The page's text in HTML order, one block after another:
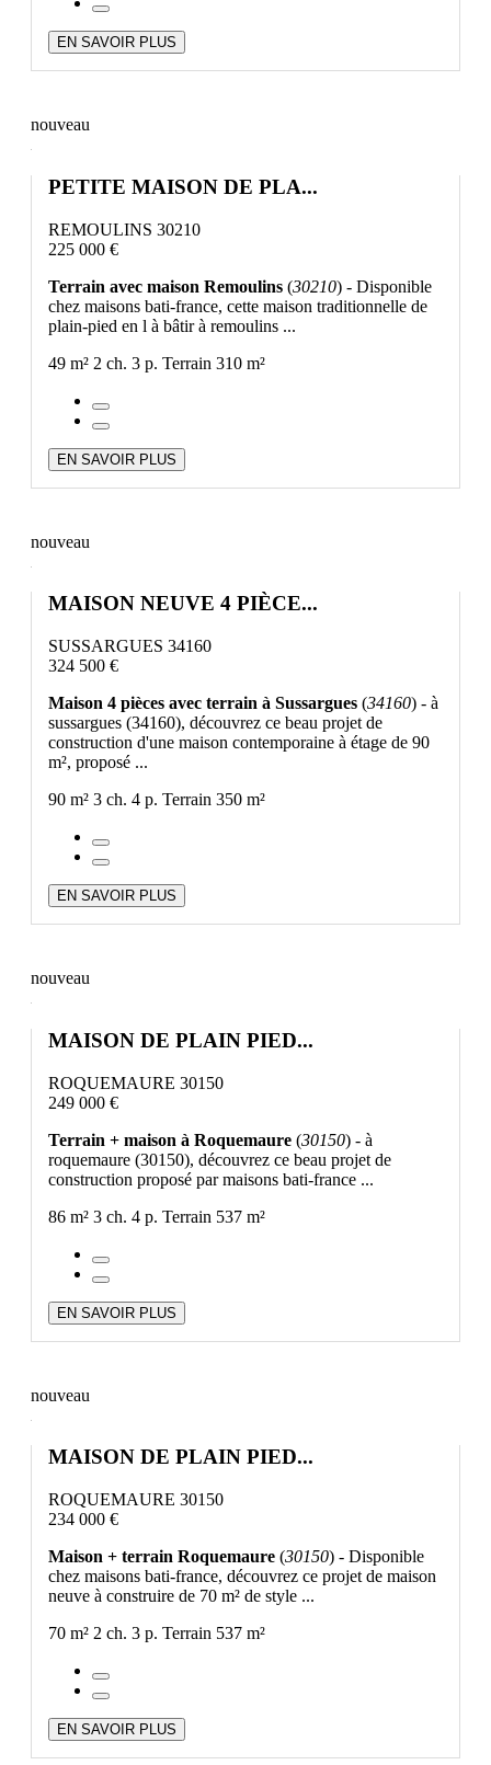
EN SAVOIR PLUS
nouveau
PETITE MAISON DE PLA...
REMOULINS 30210
225 000 €
Terrain avec maison Remoulins (30210) - Disponible
chez maisons bati-france, cette maison traditionnelle de
plain-pied en l à bâtir à remoulins ...
49 m² 2 ch. 3 p. Terrain 310 m²
EN SAVOIR PLUS
nouveau
MAISON NEUVE 4 PIÈCE...
SUSSARGUES 34160
324 500 €
Maison 4 pièces avec terrain à Sussargues (34160) - à
sussargues (34160), découvrez ce beau projet de
construction d'une maison contemporaine à étage de 90
m², proposé ...
90 m² 3 ch. 4 p. Terrain 350 m²
EN SAVOIR PLUS
nouveau
MAISON DE PLAIN PIED...
ROQUEMAURE 30150
249 000 €
Terrain + maison à Roquemaure (30150) - à
roquemaure (30150), découvrez ce beau projet de
construction proposé par maisons bati-france ...
86 m² 3 ch. 4 p. Terrain 537 m²
EN SAVOIR PLUS
nouveau
MAISON DE PLAIN PIED...
ROQUEMAURE 30150
234 000 €
Maison + terrain Roquemaure (30150) - Disponible
chez maisons bati-france, découvrez ce projet de maison
neuve à construire de 70 m² de style ...
70 m² 2 ch. 3 p. Terrain 537 m²
EN SAVOIR PLUS